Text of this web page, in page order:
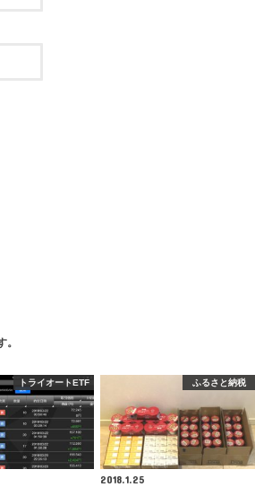
トライオートETF ふるさと納税
2018.1.25